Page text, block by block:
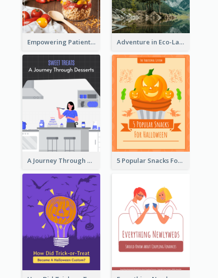
Empowering Patients through Health Literacy Adventure in Eco-Land
A Journey Through Desserts 5 Popular Snacks For Halloween